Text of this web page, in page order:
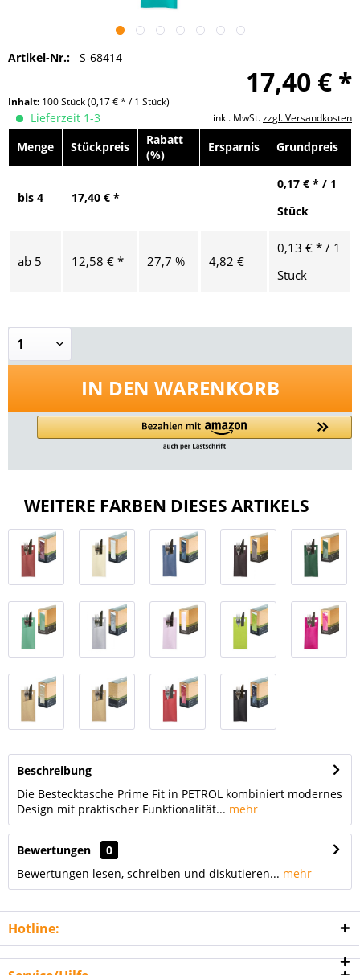
Artikel-Nr.: S-68414
17,40 € *
Inhalt: 100 Stück(0,17 € * / 1 Stück)
inkl. MwSt.zzgl. Versandkosten
Lieferzeit 1-3
Menge
Stückpreis
Rabatt
(%)
Ersparnis Grundpreis
bis 4 17,40 € *
0,17 € * / 1
Stück
ab 5 12,58 € * 27,7 % 4,82 €
0,13 € * / 1
Stück
IN DEN WARENKORB
WEITERE FARBEN DIESES ARTIKELS
Beschreibung
Die Bestecktasche Prime Fit in PETROL kombiniert modernes
Design mit praktischer Funktionalität... mehr
Bewertungen
0
Bewertungen lesen, schreiben und diskutieren... mehr
Hotline: